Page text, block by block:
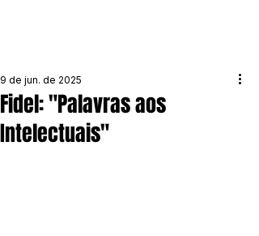
Fidel: "Palavras aos
Intelectuais"
9 de jun. de 2025